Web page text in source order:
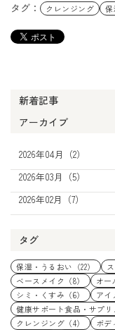
タグ： クレンジング
新着記事
アーカイブ
2026年04月（2）
2026年03月（5）
2026年02月（7）
タグ
保湿・うるおい（22）
ベースメイク（8）
オー
シミ・くすみ（6）
アイ
健康サポート食品・サプリ
クレンジング（4）
ボデ